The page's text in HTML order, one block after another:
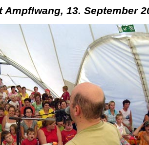
Ampflwang, 13. September